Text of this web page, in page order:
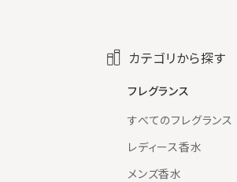
カテゴリから探す
フレグランス
すべてのフレグランス
レディース香水
メンズ香水